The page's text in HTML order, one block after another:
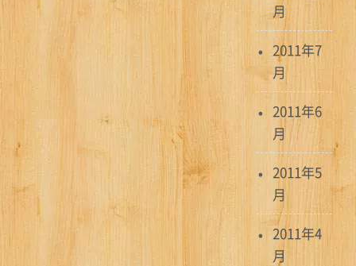
月
2011年7
月
2011年6
月
2011年5
月
2011年4
月